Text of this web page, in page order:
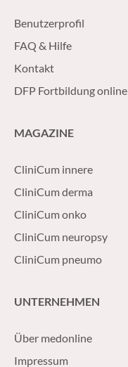
Benutzerprofil
FAQ & Hilfe
Kontakt
DFP Fortbildung online
MAGAZINE
CliniCum innere
CliniCum derma
CliniCum onko
CliniCum neuropsy
CliniCum pneumo
UNTERNEHMEN
Über medonline
Impressum